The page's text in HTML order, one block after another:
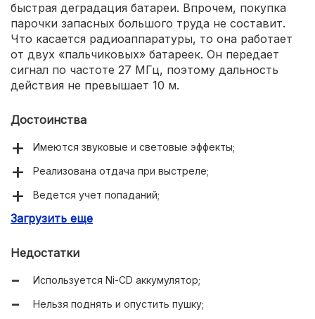
быстрая деградация батареи. Впрочем, покупка
парочки запасных большого труда не составит.
Что касается радиоаппаратуры, то она работает
от двух «пальчиковых» батареек. Он передает
сигнал по частоте 27 МГц, поэтому дальность
действия не превышает 10 м.
Достоинства
Имеются звуковые и световые эффекты;
Реализована отдача при выстреле;
Ведется учет попаданий;
Продолжительная работа от полного заряда;
Загрузить еще
Недостатки
Используется Ni-CD аккумулятор;
Нельзя поднять и опустить пушку;